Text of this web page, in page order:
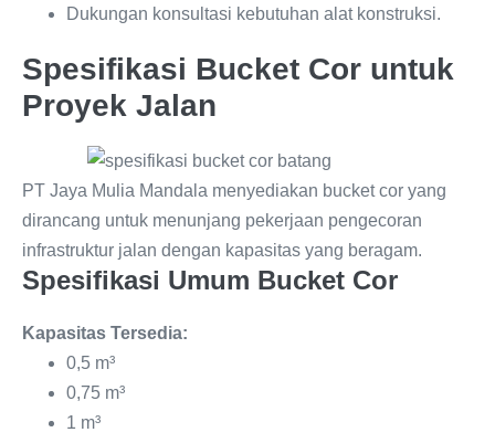
Dukungan konsultasi kebutuhan alat konstruksi.
Spesifikasi Bucket Cor untuk
Proyek Jalan
PT Jaya Mulia Mandala menyediakan bucket cor yang
dirancang untuk menunjang pekerjaan pengecoran
infrastruktur jalan dengan kapasitas yang beragam.
Spesifikasi Umum Bucket Cor
Kapasitas Tersedia:
0,5 m³
0,75 m³
1 m³